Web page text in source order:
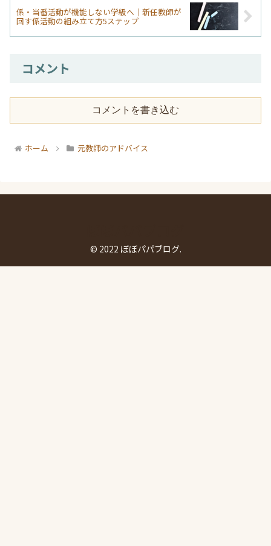
係・当番活動が機能しない学級へ｜新任教師が
回す係活動の組み立て方5ステップ
コメント
コメントを書き込む
ホーム 元教師のアドバイス
© 2022 ぼぼパパブログ.